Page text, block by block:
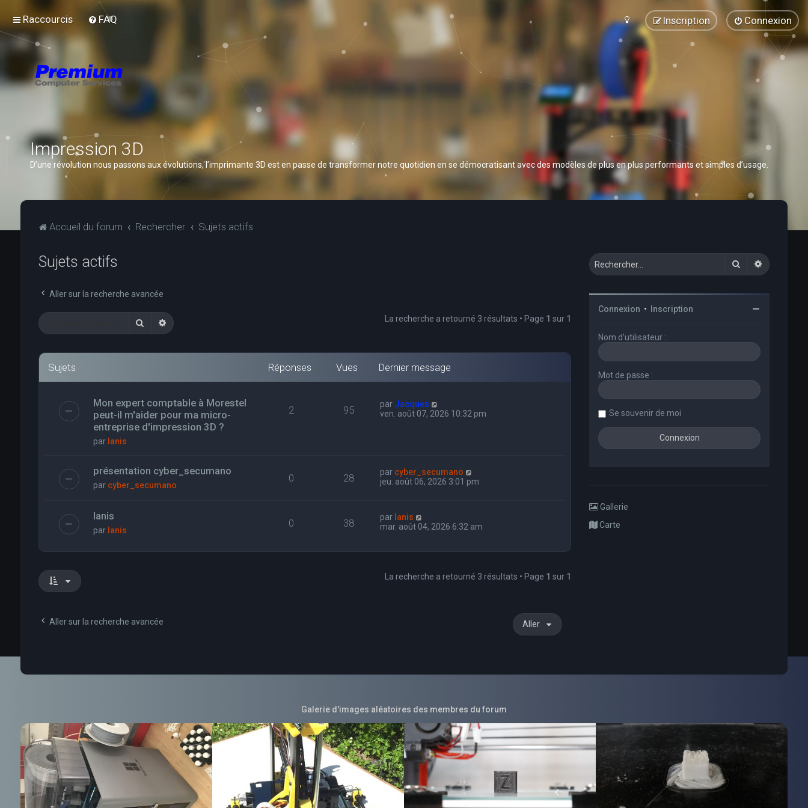
Raccourcis FAQ Connexion
Inscription
Impression 3D
D’une révolution nous passons aux évolutions, l’imprimante 3D est en passe de transformer notre quotidien en se démocratisant avec des modèles de plus en plus performants et simples d’usage.
Accueil du forum Rechercher Sujets actifs
Sujets actifs
Aller sur la recherche avancée
RechercherRecherche avancée La recherche a retourné 3 résultats • Page 1 sur 1
Sujets Réponses Vues Dernier message
Mon expert comptable à Morestel
peut-il m'aider pour ma micro-
entreprise d'impression 3D ?
par Ianis
2 95 par Jacques
ven. août 07, 2026 10:32 pm
présentation cyber_secumano
par cyber_secumano
0 28 par cyber_secumano
jeu. août 06, 2026 3:01 pm
Ianis
par Ianis
0 38 par Ianis
mar. août 04, 2026 6:32 am
La recherche a retourné 3 résultats • Page 1 sur 1
Aller sur la recherche avancée Aller
Rechercher
Connexion • Inscription
Nom d’utilisateur :
Mot de passe :
Se souvenir de moi
Gallerie
Carte
Galerie d'images aléatoires des membres du forum